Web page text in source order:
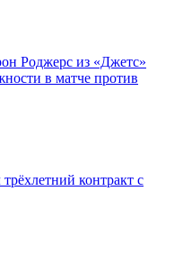
Роджерс из «Джетс»
в матче против
контракт с